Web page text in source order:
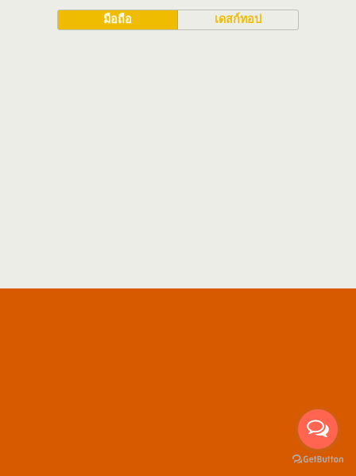
มือถือ เดสก์ทอป